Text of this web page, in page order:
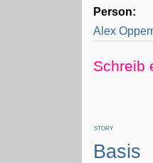
Person:
Alex
Schreib
STORY
Basis